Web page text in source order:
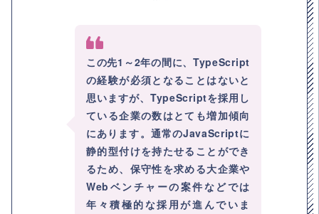
この先1～2年の間に、TypeScript
の経験が必須となることはないと
思いますが、TypeScriptを採用し
ている企業の数はとても増加傾向
にあります。通常のJavaScriptに
静的型付けを持たせることができ
るため、保守性を求める大企業や
Webベンチャーの案件などでは
年々積極的な採用が進んでいま